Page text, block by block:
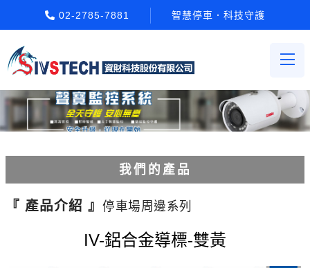
02-2785-7881 智慧停車．科技守護
我們的產品
電動柵欄機系列
『 產品介紹 』 停車場周邊系列
IV-鋁合金導標-雙黃